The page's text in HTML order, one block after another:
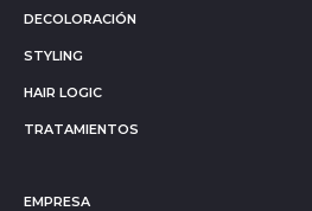
DECOLORACIÓN
STYLING
HAIR LOGIC
TRATAMIENTOS
EMPRESA